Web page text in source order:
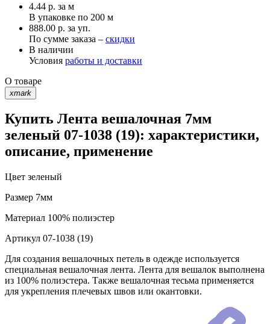
4.44 р. за м
В упаковке по 200 м
888.00 р. за уп.
По сумме заказа – скидки
В наличии
Условия работы и доставки
О товаре
xmark
Купить Лента вешалочная 7мм
зеленый 07-1038 (19): характеристики,
описание, применение
Цвет зеленый
Размер 7мм
Материал 100% полиэстер
Артикул 07-1038 (19)
Для создания вешалочных петель в одежде используется
специальная вешалочная лента. Лента для вешалок выполнена
из 100% полиэстера. Также вешалочная тесьма применяется
для укрепления плечевых швов или окантовки.